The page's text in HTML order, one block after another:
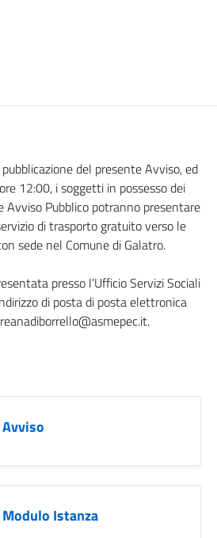
del presente Avviso, ed
12:00, i soggetti in possesso dei
Avviso Pubblico potranno presentare
di trasporto gratuito verso le
sede nel Comune di Galatro.
presso l’Ufficio Servizi Sociali
di posta di posta elettronica
Istanza